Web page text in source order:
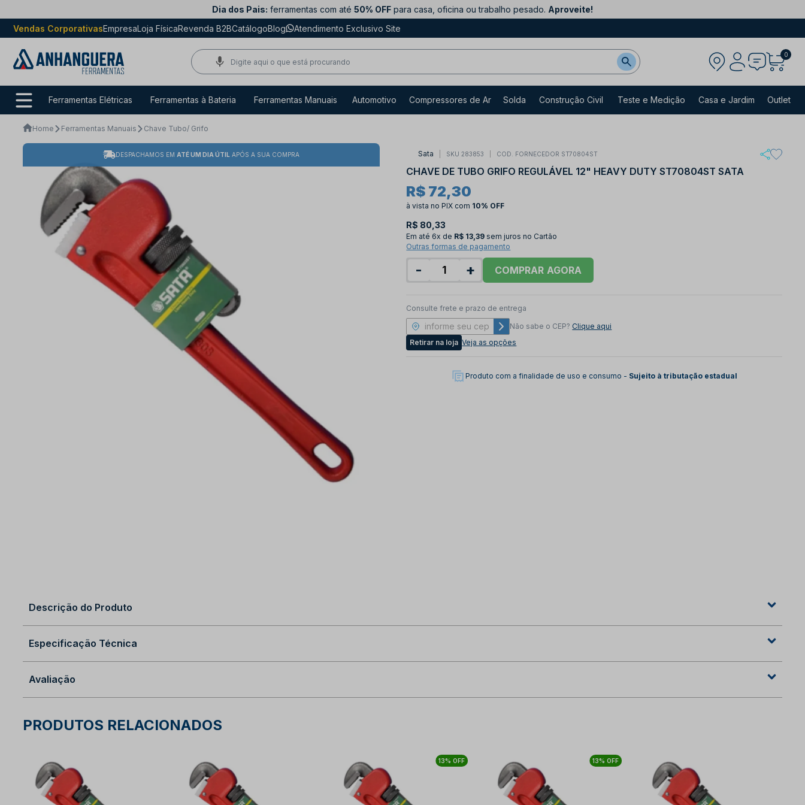
Dia dos Pais: ferramentas com até 50% OFF para casa, oficina ou trabalho pesado. Aproveite!
Vendas CorporativasEmpresaLoja FísicaRevenda B2BCatálogoBlog Atendimento Exclusivo Site
0
Ferramentas Elétricas Ferramentas à Bateria Ferramentas Manuais Automotivo Compressores de Ar Solda Construção Civil Teste e Medição Casa e Jardim Outlet
Home Ferramentas Manuais Chave Tubo/ Grifo
DESPACHAMOS EM ATÉ UM DIA ÚTIL APÓS A SUA COMPRA Sata SKU 283853 COD. FORNECEDOR ST70804ST
CHAVE DE TUBO GRIFO REGULÁVEL 12" HEAVY DUTY ST70804ST SATA
R$ 72,30
à vista no PIX com 10% OFF
R$ 80,33
Em até 6x de R$ 13,39 sem juros no Cartão
Outras formas de pagamento
- + COMPRAR
Consulte frete e prazo de entrega
Não sabe o CEP? Clique aqui
Retirar na loja Veja as opções
Produto com a finalidade de uso e consumo - Sujeito à tributação estadual
Descrição do Produto
Especificação Técnica
Avaliação
PRODUTOS RELACIONADOS
13% OFF 13% OFF